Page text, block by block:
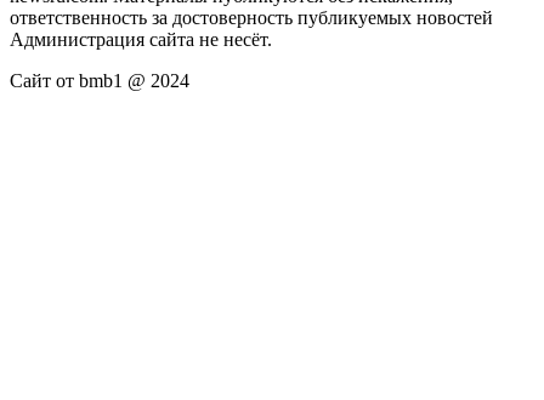
ответственность за достоверность публикуемых новостей
Администрация сайта не несёт.
Сайт от bmb1 @ 2024